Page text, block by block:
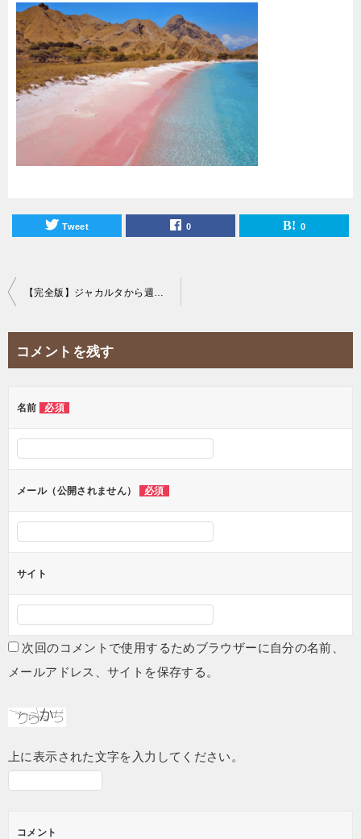
Tweet 0 0
投
ー
ョ
【完全版】ジャカルタから週末旅行におすすめリゾート島ランキング！
コメントを残す
名前 必須
メール（公開されません） 必須
サイト
次回のコメントで使用するためブラウザーに自分の名前、
メールアドレス、サイトを保存する。
上に表示された文字を入力してください。
コメント